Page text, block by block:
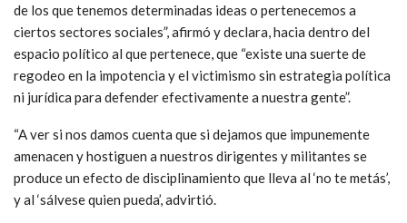
de los que tenemos determinadas ideas o pertenecemos a
ciertos sectores sociales”, afirmó y declara, hacia dentro del
espacio político al que pertenece, que “existe una suerte de
regodeo en la impotencia y el victimismo sin estrategia política
ni jurídica para defender efectivamente a nuestra gente”.
“A ver si nos damos cuenta que si dejamos que impunemente
amenacen y hostiguen a nuestros dirigentes y militantes se
produce un efecto de disciplinamiento que lleva al ‘no te metás’,
y al ‘sálvese quien pueda’, advirtió.